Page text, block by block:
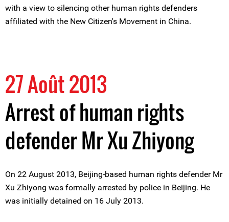
with a view to silencing other human rights defenders
affiliated with the New Citizen's Movement in China.
27 Août 2013
Arrest of human rights
defender Mr Xu Zhiyong
On 22 August 2013, Beijing-based human rights defender Mr
Xu Zhiyong was formally arrested by police in Beijing. He
was initially detained on 16 July 2013.